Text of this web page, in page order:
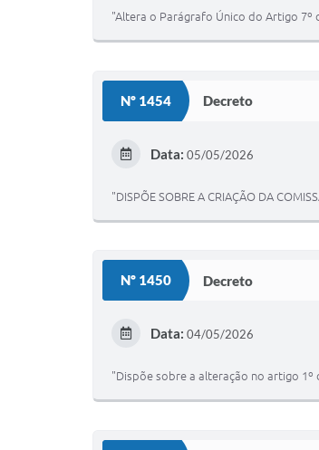
"Altera o Parágrafo Único do Artigo 7º
Nº 1454 Decreto
Data: 05/05/2026
"DISPÕE SOBRE A CRIAÇÃO DA
Nº 1450 Decreto
Data: 04/05/2026
"Dispõe sobre a alteração no artigo 1º